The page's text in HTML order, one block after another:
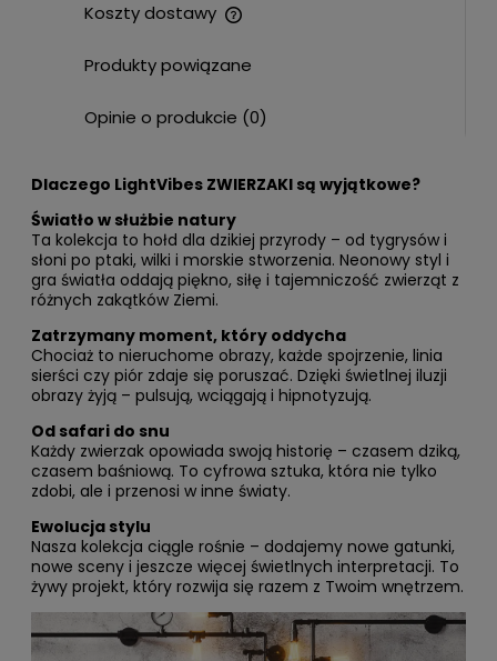
Koszty dostawy
Cena nie zawiera ewentualnych kosztów płatności
Produkty powiązane
Opinie o produkcie (0)
Dlaczego LightVibes ZWIERZAKI są wyjątkowe?
Światło w służbie natury
Ta kolekcja to hołd dla dzikiej przyrody – od tygrysów i
słoni po ptaki, wilki i morskie stworzenia. Neonowy styl i
gra światła oddają piękno, siłę i tajemniczość zwierząt z
różnych zakątków Ziemi.
Zatrzymany moment, który oddycha
Chociaż to nieruchome obrazy, każde spojrzenie, linia
sierści czy piór zdaje się poruszać. Dzięki świetlnej iluzji
obrazy żyją – pulsują, wciągają i hipnotyzują.
Od safari do snu
Każdy zwierzak opowiada swoją historię – czasem dziką,
czasem baśniową. To cyfrowa sztuka, która nie tylko
zdobi, ale i przenosi w inne światy.
Ewolucja stylu
Nasza kolekcja ciągle rośnie – dodajemy nowe gatunki,
nowe sceny i jeszcze więcej świetlnych interpretacji. To
żywy projekt, który rozwija się razem z Twoim wnętrzem.